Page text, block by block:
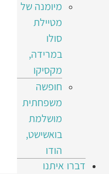
מיומנה של
מטיילת
סולו
במרידה,
מקסיקו
חופשה
משפחתית
מושלמת
בואשישט,
הודו
דברו איתנו